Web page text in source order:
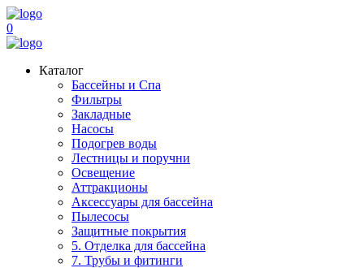
0
Каталог
Бассейны и Спа
Фильтры
Закладные
Насосы
Подогрев воды
Лестницы и поручни
Освещение
Аттракционы
Аксессуары для бассейна
Пылесосы
Защитные покрытия
5. Отделка для бассейна
7. Трубы и фитинги